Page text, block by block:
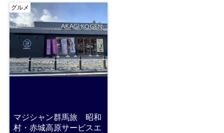
グルメ
マジシャン群馬旅 昭和
村・赤城高原サービスエ